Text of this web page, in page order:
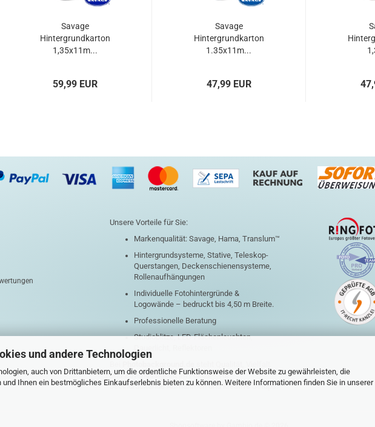
und andere Technologien
auch von Drittanbietern, um die ordentliche Funktionsweise der Website zu gewährleisten, die
Ihnen ein bestmögliches Einkaufserlebnis bieten zu können. Weitere Informationen finden Sie in unserer
Savage
Hintergrundkarton
1,35x11m...
59,99 EUR
Savage
Hintergrundkarton
1.35x11m...
47,99 EUR
Unsere Vorteile für Sie:
Markenqualität: Savage, Hama, Translum™
Hintergrundsysteme, Stative, Teleskop-
Querstangen, Deckenschienensysteme,
Rollenaufhängungen
Individuelle Fotohintergründe &
Logowände – bedruckt bis 4,50 m Breite.
Professionelle Beratung
Studioblitze, LED-Flächenleuchten,
Dauerlicht, Reflektoren
und Zuverlässigkeit im Fokus – für
beeindruckende Aufnahmen und kreative Setups.